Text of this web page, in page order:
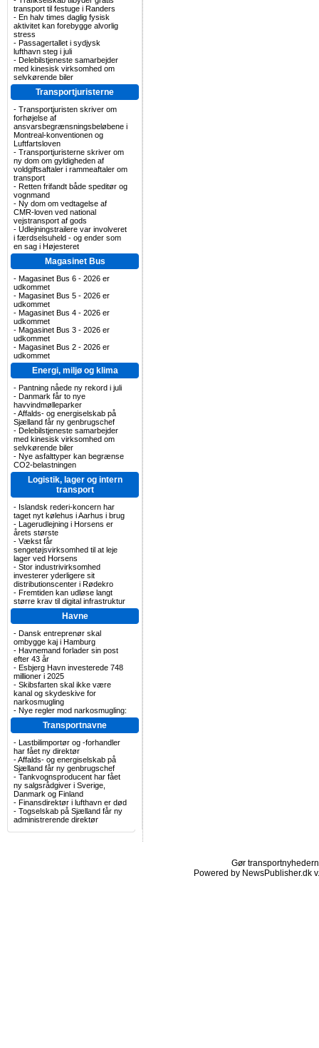
transport til festuge i Randers
- En halv times daglig fysisk
aktivitet kan forebygge alvorlig
stress
- Passagertallet i sydjysk
lufthavn steg i juli
- Delebilstjeneste samarbejder
med kinesisk virksomhed om
selvkørende biler
Transportjuristerne
- Transportjuristen skriver om
forhøjelse af
ansvarsbegrænsningsbeløbene i
Montreal-konventionen og
Luftfartsloven
- Transportjuristerne skriver om
ny dom om gyldigheden af
voldgiftsaftaler i rammeaftaler om
transport
- Retten frifandt både speditør og
vognmand
- Ny dom om vedtagelse af
CMR-loven ved national
vejstransport af gods
- Udlejningstrailere var involveret
i færdselsuheld - og ender som
en sag i Højesteret
Magasinet Bus
- Magasinet Bus 6 - 2026 er
udkommet
- Magasinet Bus 5 - 2026 er
udkommet
- Magasinet Bus 4 - 2026 er
udkommet
- Magasinet Bus 3 - 2026 er
udkommet
- Magasinet Bus 2 - 2026 er
udkommet
Energi, miljø og klima
- Pantning nåede ny rekord i juli
- Danmark får to nye
havvindmølleparker
-Affalds- og energiselskab på
Sjælland får ny genbrugschef
- Delebilstjeneste samarbejder
med kinesisk virksomhed om
selvkørende biler
- Nye asfalttyper kan begrænse
CO2-belastningen
Logistik, lager og intern
transport
- Islandsk rederi-koncern har
taget nyt kølehus i Aarhus i brug
- Lagerudlejning i Horsens er
årets største
- Vækst får
sengetøjsvirksomhed til at leje
lager ved Horsens
- Stor industrivirksomhed
investerer yderligere sit
distributionscenter i Rødekro
- Fremtiden kan udløse langt
større krav til digital infrastruktur
Havne
- Dansk entreprenør skal
ombygge kaj i Hamburg
- Havnemand forlader sin post
efter 43 år
- Esbjerg Havn investerede 748
millioner i 2025
- Skibsfarten skal ikke være
kanal og skydeskive for
narkosmugling
- Nye regler mod narkosmugling:
Transportnavne
- Lastbilimportør og -forhandler
har fået ny direktør
-Affalds- og energiselskab på
Sjælland får ny genbrugschef
- Tankvognsproducent har fået
ny salgsrådgiver i Sverige,
Danmark og Finland
- Finansdirektør i lufthavn er død
- Togselskab på Sjælland får ny
administrerende direktør
Gør
Powered by NewsPublisher.dk